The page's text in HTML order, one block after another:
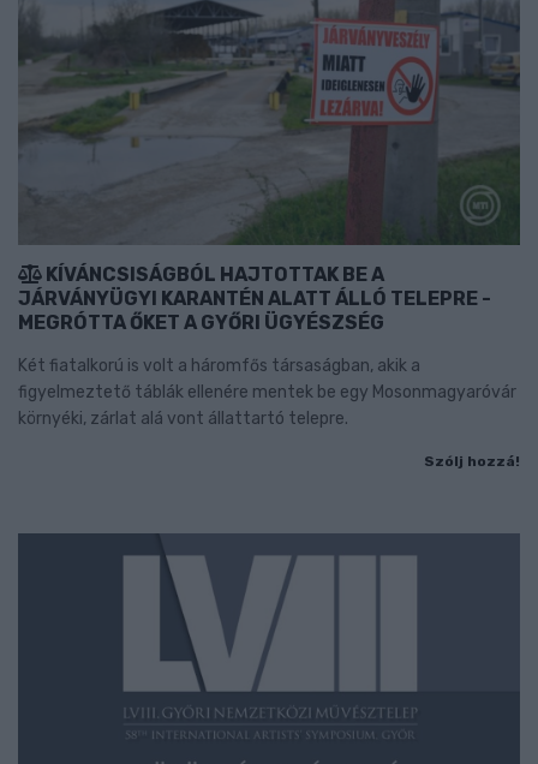
KÍVÁNCSISÁGBÓL HAJTOTTAK BE A
JÁRVÁNYÜGYI KARANTÉN ALATT ÁLLÓ TELEPRE -
MEGRÓTTA ŐKET A GYŐRI ÜGYÉSZSÉG
Két fiatalkorú is volt a háromfős társaságban, akik a
figyelmeztető táblák ellenére mentek be egy Mosonmagyaróvár
környéki, zárlat alá vont állattartó telepre.
Szólj hozzá!